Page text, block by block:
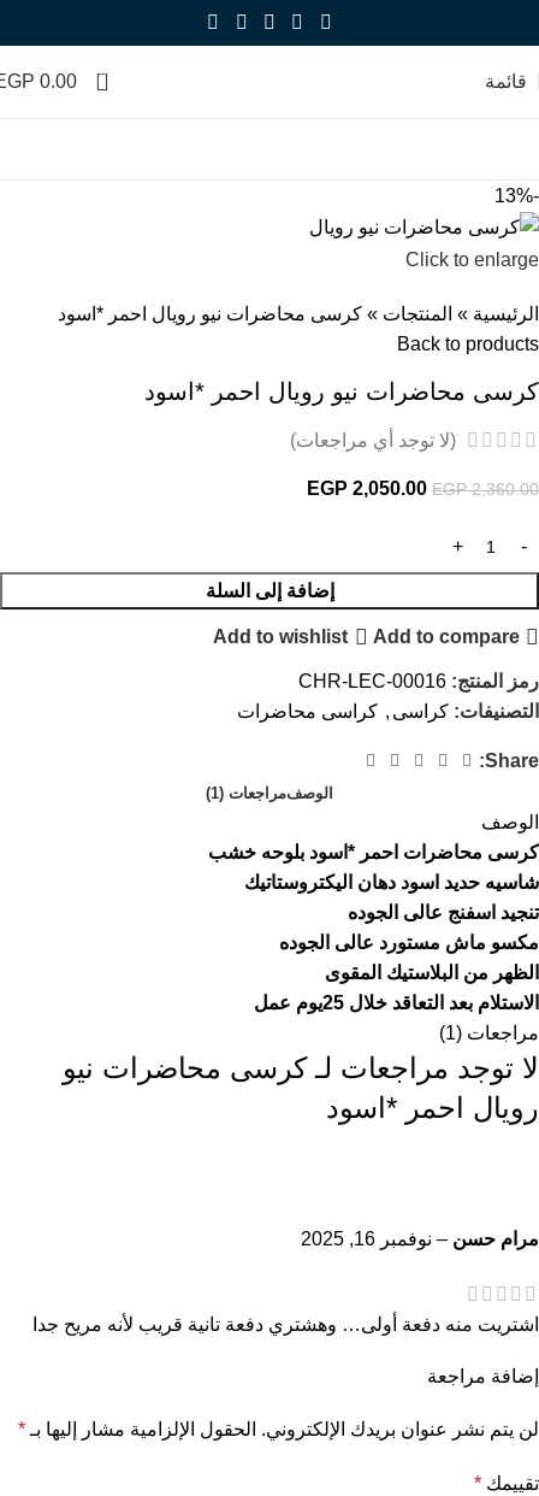
قائمة 0
0.00
-13%
Click to enlarge
الرئيسية » المنتجات » كرسى محاضرات نيو رويال احمر *اسود
Back to products
كرسى محاضرات نيو رويال احمر *اسود
(لا توجد أي مراجعات)
EGP2,360.00
EGP 2,050.00
إضافة إلى السلة
Add to compare
Add to wishlist
رمز المنتج: CHR-LEC-00016
التصنيفات: كراسى , كراسى محاضرات
Share:
الوصفمراجعات (1)
الوصف
كرسى محاضرات احمر *اسود بلوحه خشب
شاسيه حديد اسود دهان اليكتروستاتيك
تنجيد اسفنج عالى الجوده
مكسو ماش مستورد عالى الجوده
الظهر من البلاستيك المقوى
الاستلام بعد التعاقد خلال 25يوم عمل
مراجعات (1)
لا توجد مراجعات لـكرسى محاضرات نيو
رويال احمر *اسود
مرام حسن – نوفمبر 16, 2025
اشتريت منه دفعة أولى… وهشتري دفعة تانية قريب لأنه مريح جدا
إضافة مراجعة
لن يتم نشر عنوان بريدك الإلكتروني. الحقول الإلزامية مشار إليها بـ *
تقييمك *